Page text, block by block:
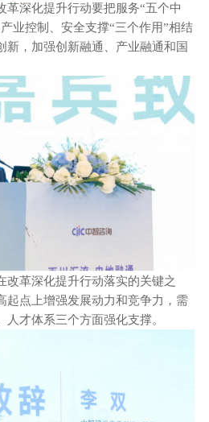
革深化提升行动要把服务“五个中
业控制、安全支撑“三个作用”相结
新，加强创新融通、产业融通和国
改革深化提升行动落实的关键之
起点上增强发展动力和竞争力，需
才体系三个方面强化支撑。